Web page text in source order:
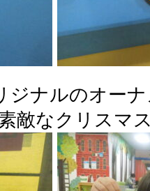
ジナルのオー
敵なクリスマ